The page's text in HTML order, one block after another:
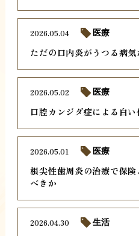
ただの口内炎がうつる病
2026.05.04 医療
口腔カンジダ症による白
2026.05.02 医療
根尖性歯周炎の治療で保
べきか
2026.05.01 医療
2026.04.30 生活